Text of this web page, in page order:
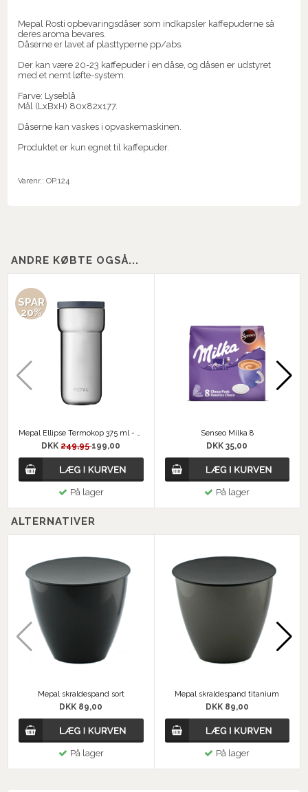
Mepal Rosti opbevaringsdåser som indkapsler kaffepuderne så
deres aroma bevares.
Dåserne er lavet af plasttyperne pp/abs.
Der kan være 20-23 kaffepuder i en dåse, og dåsen er udstyret
med et nemt løfte-system.
Farve: Lyseblå
Mål (LxBxH) 80x82x177.
Dåserne kan vaskes i opvaskemaskinen.
Produktet er kun egnet til kaffepuder.
Varenr.:OP.124
ANDRE KØBTE OGSÅ...
SPAR
20%
Mepal Ellipse Termokop 375 ml - Børstet Stål
DKK249,95199,00
På lager
Senseo Milka 8
DKK 35,00
På lager
ALTERNATIVER
Mepal skraldespand sort
DKK 89,00
På lager
Mepal skraldespand titanium
DKK 89,00
På lager